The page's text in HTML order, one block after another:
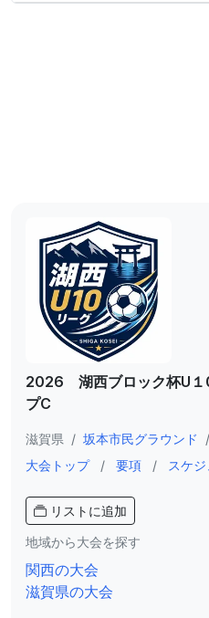
2026 湖西ブロック杯U
プC
滋賀県 / 坂本市民グラウンド /
大会トップ
/ 要項 / スケ
リストに追加
地域から大会を探す
関西の大会
滋賀県の大会